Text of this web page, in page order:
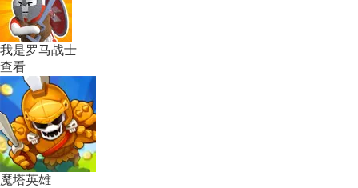
我是罗马战士
查看
魔塔英雄